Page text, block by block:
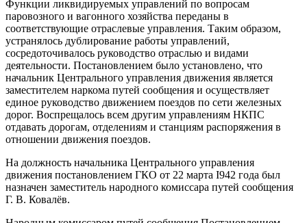
Функции ликвидируемых управлений по вопросам
паровозного и вагонного хозяйства переданы в
соответствующие отраслевые управления. Таким образом,
устранялось дублирование работы управлений,
сосредоточивалось руководство отраслью и видами
деятельности. Постановлением было установлено, что
начальник Центрального управления движения является
заместителем наркома путей сообщения и осуществляет
единое руководство движением поездов по сети железных
дорог. Воспрещалось всем другим управлениям НКПС
отдавать дорогам, отделениям и станциям распоряжения в
отношении движения поездов.
На должность начальника Центрального управления
движения постановлением ГКО от 22 марта I942 года был
назначен заместитель народного комиссара путей сообщения
Г. В. Ковалёв.